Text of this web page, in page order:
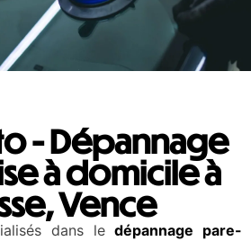
- Dépannage
à domicile à
Vence
dans ledépannage pare-